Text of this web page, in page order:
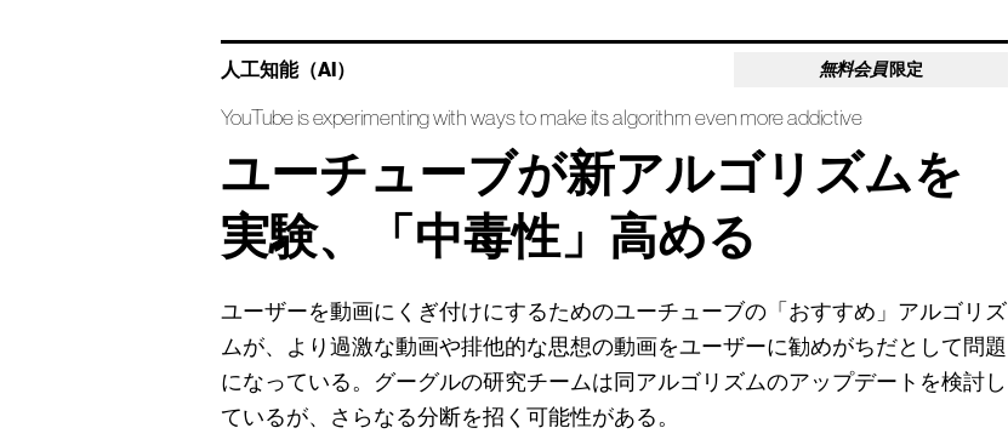
人工知能（AI） 無料会員 限定
YouTube is experimenting with ways to make its algorithm even more addictive
ユーチューブが新アルゴリズムを
実験、「中毒性」高める
ユーザーを動画にくぎ付けにするためのユーチューブの「おすすめ」アルゴリズ
ムが、より過激な動画や排他的な思想の動画をユーザーに勧めがちだとして問題
になっている。グーグルの研究チームは同アルゴリズムのアップデートを検討し
ているが、さらなる分断を招く可能性がある。